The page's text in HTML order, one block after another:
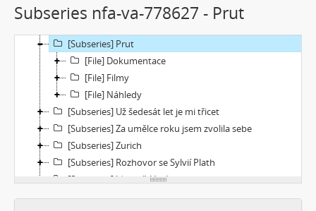
Subseries nfa-va-778627 - Prut
[Subseries] Malinko nakouknout
[Subseries] Prut
[File] Dokumentace
[File] Filmy
[File] Náhledy
[Subseries] Už šedesát let je mi třicet
[Subseries] Za umělce roku jsem zvolila sebe
[Subseries] Zurich
[Subseries] Rozhovor se Sylvií Plath
[Subseries] Jdi pryč. Vrať se
[Subseries] Krabicování